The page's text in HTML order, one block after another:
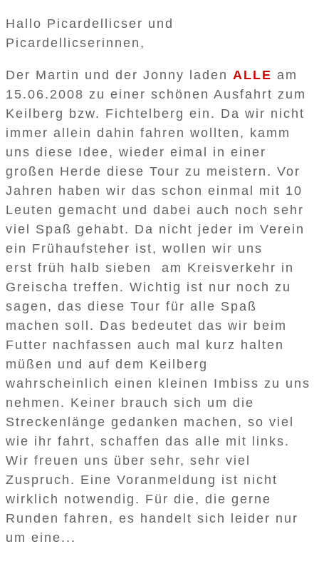
Hallo Picardellicser und
Picardellicserinnen,
Der Martin und der Jonny laden ALLE am
15.06.2008 zu einer schönen Ausfahrt zum
Keilberg bzw. Fichtelberg ein. Da wir nicht
immer allein dahin fahren wollten, kamm
uns diese Idee, wieder eimal in einer
großen Herde diese Tour zu meistern. Vor
Jahren haben wir das schon einmal mit 10
Leuten gemacht und dabei auch noch sehr
viel Spaß gehabt. Da nicht jeder im Verein
ein Frühaufsteher ist, wollen wir uns
erst früh halb sieben am Kreisverkehr in
Greischa treffen. Wichtig ist nur noch zu
sagen, das diese Tour für alle Spaß
machen soll. Das bedeutet das wir beim
Futter nachfassen auch mal kurz halten
müßen und auf dem Keilberg
wahrscheinlich einen kleinen Imbiss zu uns
nehmen. Keiner brauch sich um die
Streckenlänge gedanken machen, so viel
wie ihr fahrt, schaffen das alle mit links.
Wir freuen uns über sehr, sehr viel
Zuspruch. Eine Voranmeldung ist nicht
wirklich notwendig. Für die, die gerne
Runden fahren, es handelt sich leider nur
um eine...